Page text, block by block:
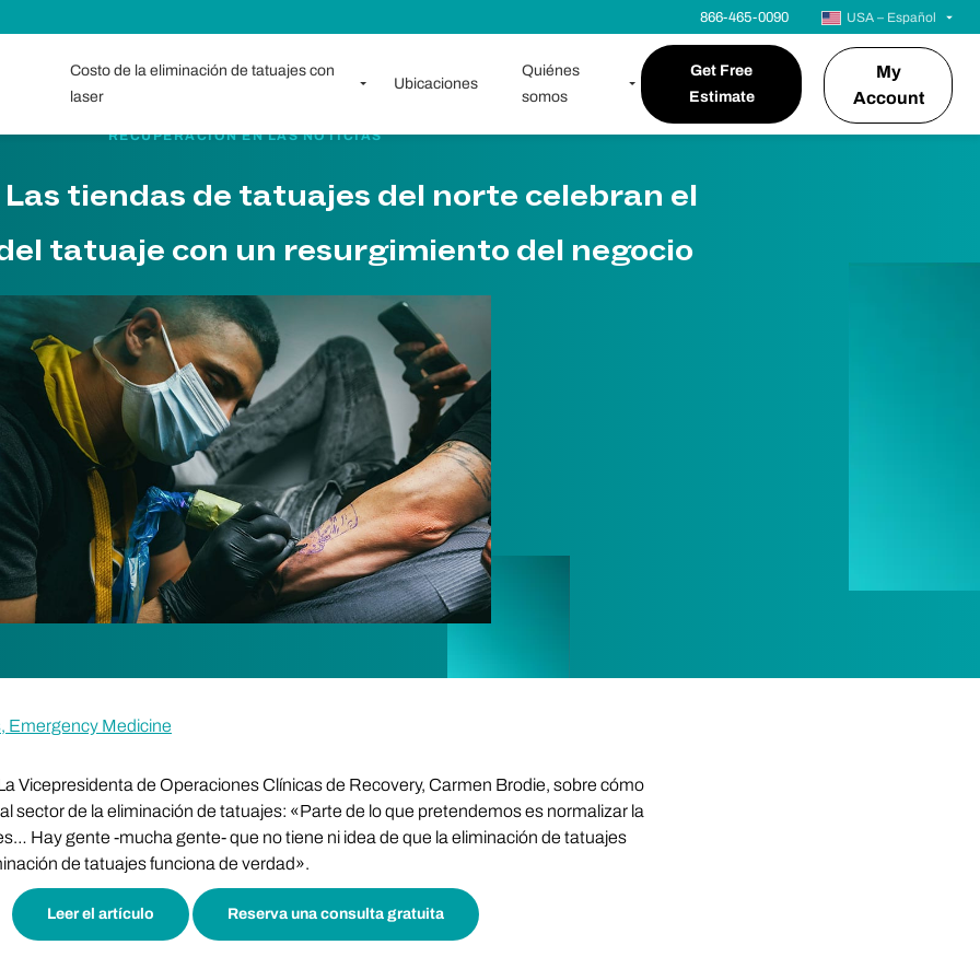
866-465-0090 USA – Español
Costo de la eliminación de tatuajes con
laser
Ubicaciones
Quiénes
somos
Get Free
Estimate
My
Account
RECUPERACIÓN EN LAS NOTICIAS
Las tiendas de tatuajes del norte celebran el
tatuaje con un resurgimiento del negocio
Emergency Medicine
Vicepresidenta de Operaciones Clínicas de Recovery, Carmen Brodie, sobre cómo
sector de la eliminación de tatuajes: «Parte de lo que pretendemos es normalizar la
Hay gente -mucha gente- que no tiene ni idea de que la eliminación de tatuajes
de tatuajes funciona de verdad».
Leer el artículo Reserva una consulta gratuita